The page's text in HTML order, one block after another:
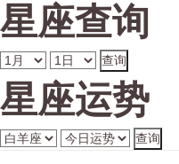
星座查询
星座运势